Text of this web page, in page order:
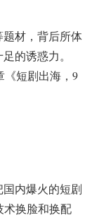
材，背后所体
的诱惑力。
《短剧出海，9
内爆火的短剧
术换脸和换配